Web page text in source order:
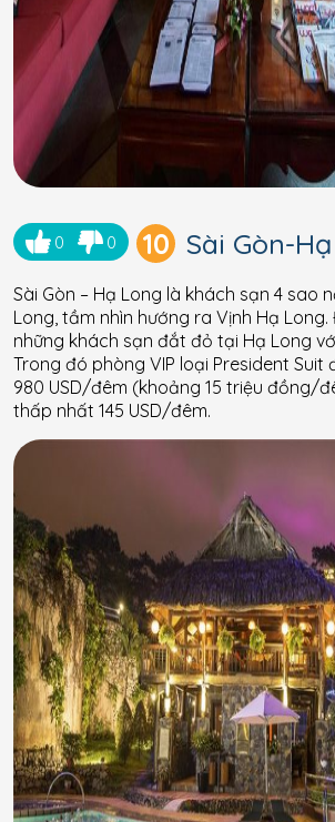
0 0 10 Sài Gòn-
Sài Gòn – Hạ Long là khách sạn 4 sao
Long, tầm nhìn hướng ra Vịnh Hạ
những khách sạn đắt đỏ tại Hạ Long
Trong đó phòng VIP loại President
980 USD/đêm (khoảng 15 triệu đồng/
thấp nhất 145 USD/đêm.